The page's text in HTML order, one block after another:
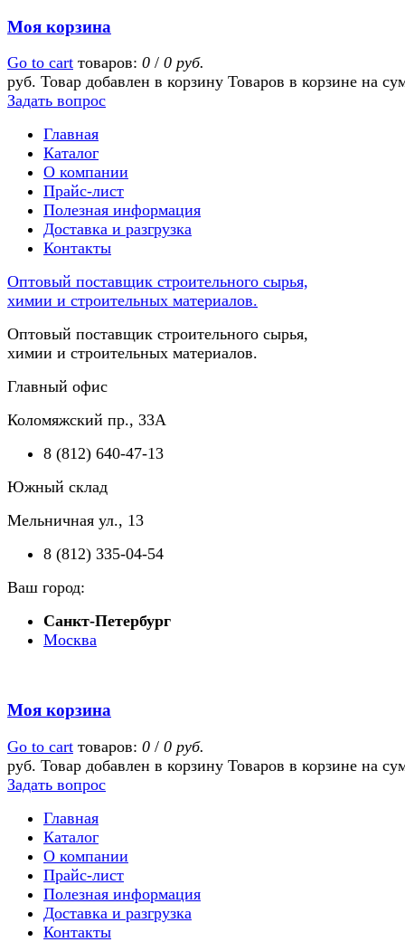
Моя корзина
Go to cart товаров: 0 / 0 руб.
руб. Товар добавлен в корзину Товаров в корзине на
Задать вопрос
Главная
Каталог
О компании
Прайс-лист
Полезная информация
Доставка и разгрузка
Контакты
Оптовый поставщик строительного сырья,
химии и строительных материалов.
Оптовый поставщик строительного сырья,
химии и строительных материалов.
Главный офис
Коломяжский пр., 33А
8 (812) 640-47-13
Южный склад
Мельничная ул., 13
8 (812) 335-04-54
Ваш город:
Санкт-Петербург
Москва
Моя корзина
Go to cart товаров: 0 / 0 руб.
руб. Товар добавлен в корзину Товаров в корзине на
Задать вопрос
Главная
Каталог
О компании
Прайс-лист
Полезная информация
Доставка и разгрузка
Контакты